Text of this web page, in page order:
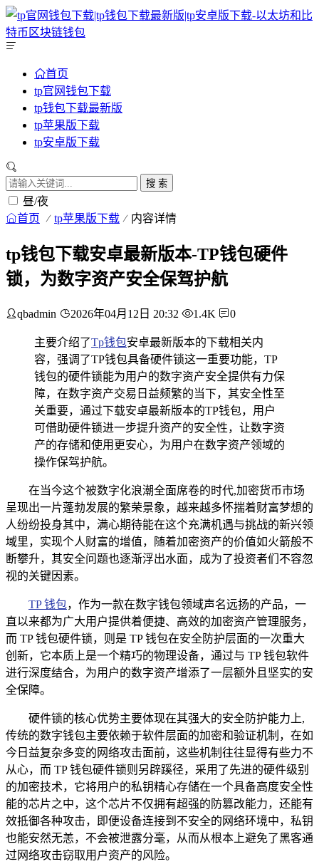
首页
tp官网钱包下载
tp钱包下载最新版
tp苹果版下载
tp安卓版下载
搜 索
昼/夜
首页 tp苹果版下载 内容详情
tp钱包下载安卓最新版本-TP钱包硬件
锁，为数字资产安全保驾护航
qbadmin 2026年04月12日 20:32 1.4K 0
主要介绍了Tp钱包安卓最新版本的下载相关内
容，强调了TP钱包具备硬件锁这一重要功能，TP
钱包的硬件锁能为用户的数字资产安全提供有力保
障，在数字资产交易日益频繁的当下，其安全性至
关重要，通过下载安卓最新版本的TP钱包，用户
可借助硬件锁进一步提升资产的安全性，让数字资
产的存储和使用更安心，为用户在数字资产领域的
操作保驾护航。
在当今这个被数字化浪潮全面席卷的时代,加密货币市场
呈现出一片蓬勃发展的繁荣景象，越来越多怀揣着财富梦想的
人纷纷投身其中，满心期待能在这个充满机遇与挑战的新兴领
域里，实现个人财富的增值，随着加密资产的价值如火箭般不
断攀升，其安全问题也逐渐浮出水面，成为了投资者们不容忽
视的关键因素。
TP 钱包，作为一款在数字钱包领域声名远扬的产品，一
直以来都为广大用户提供着便捷、高效的加密资产管理服务，
而 TP 钱包硬件锁，则是 TP 钱包在安全防护层面的一次重大
创新，它本质上是一个精巧的物理设备，通过与 TP 钱包软件
进行深度结合，为用户的数字资产增添了一层额外且坚实的安
全保障。
硬件锁的核心优势主要体现在其强大的安全防护能力上,
传统的数字钱包主要依赖于软件层面的加密和验证机制，在如
今日益复杂多变的网络攻击面前，这些机制往往显得有些力不
从心，而 TP 钱包硬件锁则另辟蹊径，采用了先进的硬件级别
的加密技术，它将用户的私钥精心存储在一个具备高度安全性
能的芯片之中，这个芯片不仅拥有超强的防篡改能力，还能有
效抵御各种攻击，即便设备连接到不安全的网络环境中，私钥
也能安然无恙，不会被泄露分毫，从而从根本上避免了黑客通
过网络攻击窃取用户资产的风险。